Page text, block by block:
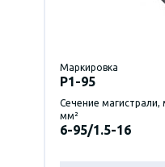
Маркировка
P1-95
Сечение магистрали,
мм²
6-95/1.5-16